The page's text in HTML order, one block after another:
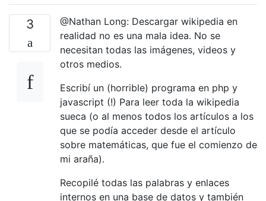
3
@Nathan Long: Descargar wikipedia en
realidad no es una mala idea. No se
necesitan todas las imágenes, videos y
otros medios.
Escribí un (horrible) programa en php y
javascript (!) Para leer toda la wikipedia
sueca (o al menos todos los artículos a los
que se podía acceder desde el artículo
sobre matemáticas, que fue el comienzo de
mi araña).
Recopilé todas las palabras y enlaces
internos en una base de datos y también